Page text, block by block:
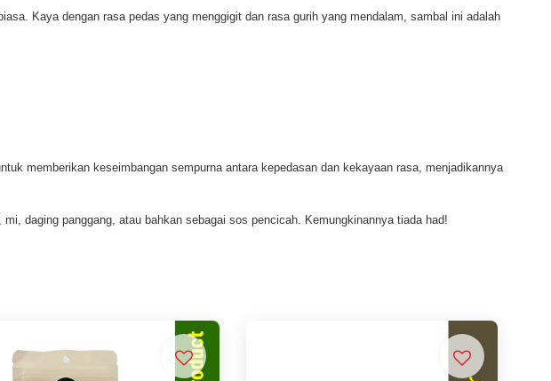
Kaya dengan rasa pedas yang menggigit dan rasa gurih yang mendalam, sambal ini adalah
memberikan keseimbangan sempurna antara kepedasan dan kekayaan rasa, menjadikannya
daging panggang, atau bahkan sebagai sos pencicah. Kemungkinannya tiada had!